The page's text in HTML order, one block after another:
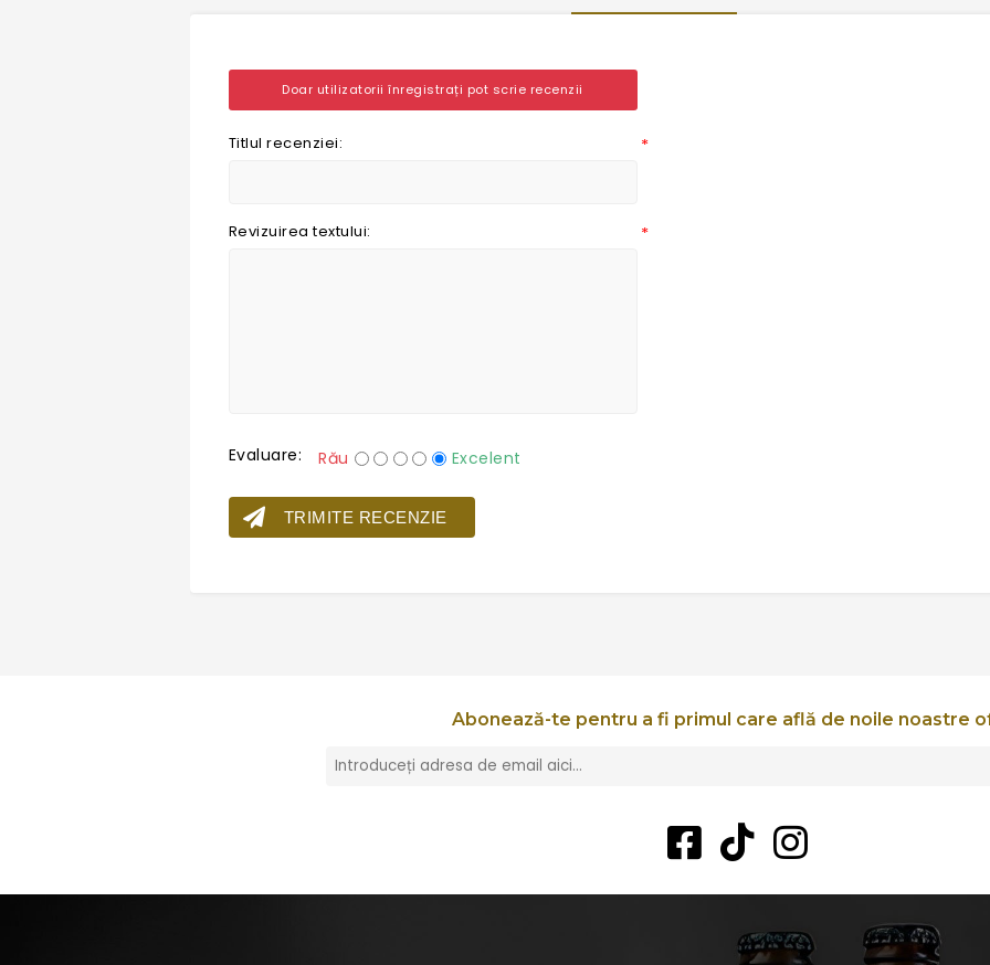
Doar utilizatorii înregistrați pot scrie recenzii
Titlul recenziei: *
Revizuirea textului: *
Evaluare: Rău Excelent
TRIMITE RECENZIE
Abonează-te pentru a fi primul care află de noile noastre